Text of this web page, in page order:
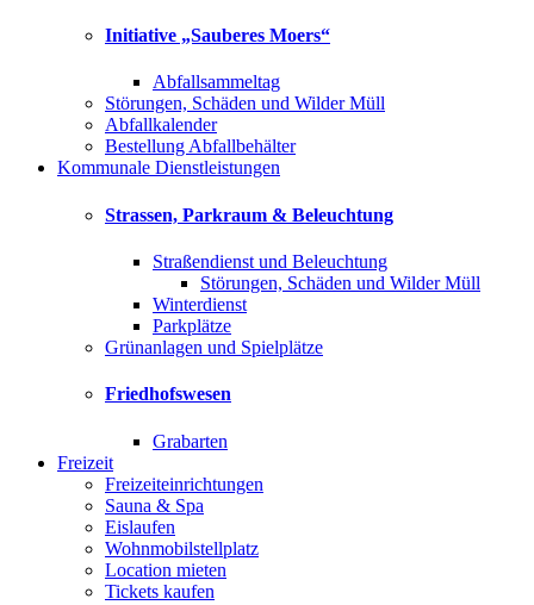
Initiative „Sauberes Moers“
Abfallsammeltag
Störungen, Schäden und Wilder Müll
Abfallkalender
Bestellung Abfallbehälter
Kommunale Dienstleistungen
Strassen, Parkraum & Beleuchtung
Straßendienst und Beleuchtung
Störungen, Schäden und Wilder Müll
Winterdienst
Parkplätze
Grünanlagen und Spielplätze
Friedhofswesen
Grabarten
Freizeit
Freizeiteinrichtungen
Sauna & Spa
Eislaufen
Wohnmobilstellplatz
Location mieten
Tickets kaufen